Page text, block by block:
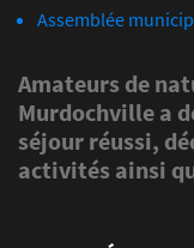
Assemblée
Amateurs de
Murdochville a
séjour réussi,
activités ainsi